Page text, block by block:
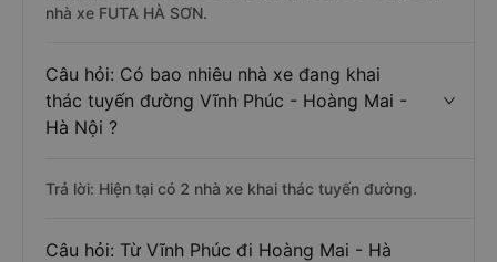
nhà xe FUTA HÀ SƠN.
Câu hỏi: Có bao nhiêu nhà xe đang khai
thác tuyến đường Vĩnh Phúc - Hoàng Mai -
Hà Nội ?
Trả lời: Hiện tại có 2 nhà xe khai thác tuyến đường.
Câu hỏi: Từ Vĩnh Phúc đi Hoàng Mai - Hà